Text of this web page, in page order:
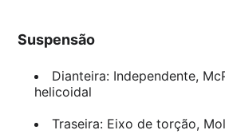
Suspensão
Dianteira: Independente,
helicoidal
Traseira: Eixo de torção,